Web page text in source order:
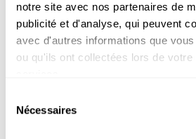
notre site avec nos partenaires de
publicité et d'analyse, qui peuvent
avec d'autres informations que
ou qu'ils ont collectées lors de votre
Nécessaires
Mr Science
Firwat gëtt den Himmel
Wéi kënnt et, dass den Himmel owes